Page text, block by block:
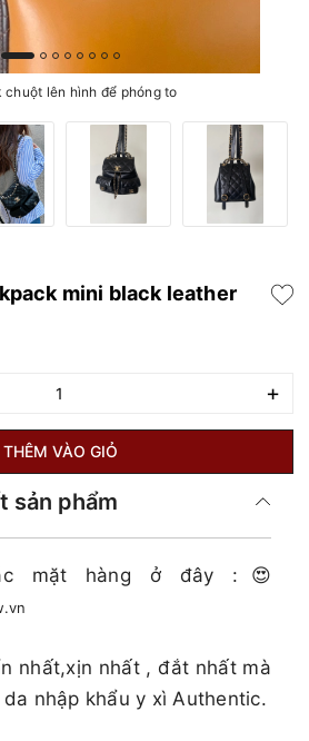
chuột lên hình để phóng to
mini black leather
+
THÊM VÀO GIỎ
sản phẩm
mặt hàng ở đây :😍
nhất,xịn nhất , đắt nhất mà
nhập khẩu y xì Authentic.